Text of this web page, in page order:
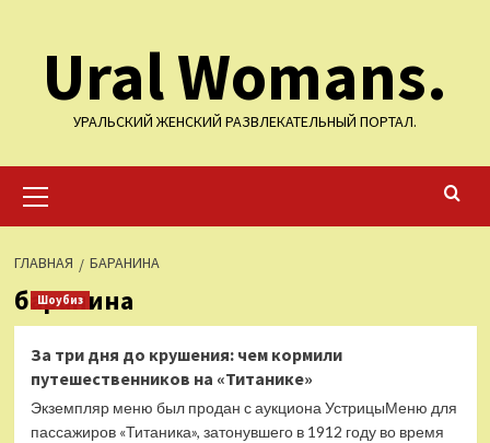
содержимому
Ural Womans.
УРАЛЬСКИЙ ЖЕНСКИЙ РАЗВЛЕКАТЕЛЬНЫЙ ПОРТАЛ.
меню
ГЛАВНАЯ БАРАНИНА
баранина
Шоубиз
За три дня до крушения: чем кормили
путешественников на «Титанике»
Экземпляр меню был продан с аукциона УстрицыМеню для
пассажиров «Титаника», затонувшего в 1912 году во время